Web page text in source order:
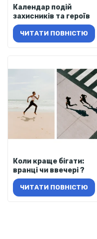
Календар подій
захисників та героїв
ЧИТАТИ ПОВНІСТЮ
Коли краще бігати:
вранці чи ввечері ?
ЧИТАТИ ПОВНІСТЮ